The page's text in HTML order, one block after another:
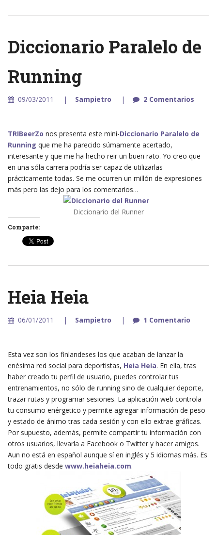
Diccionario Paralelo de
Running
09/03/2011 Sampietro 2 Comentarios
TRIBeerZo nos presenta este mini-Diccionario Paralelo de
Running que me ha parecido súmamente acertado,
interesante y que me ha hecho reir un buen rato. Yo creo que
en una sóla carrera podría ser capaz de utilizarlas
prácticamente todas. Se me ocurren un millón de expresiones
más pero las dejo para los comentarios…
Diccionario del Runner
Comparte:
Heia Heia
06/01/2011 Sampietro 1 Comentario
Esta vez son los finlandeses los que acaban de lanzar la
enésima red social para deportistas, Heia Heia. En ella, tras
haber creado tu perfil de usuario, puedes controlar tus
entrenamientos, no sólo de running sino de cualquier deporte,
trazar rutas y programar sesiones. La aplicación web controla
tu consumo enérgetico y permite agregar información de peso
y estado de ánimo tras cada sesión y con ello extrae gráficas.
Por supuesto, además, permite compartir tu información con
otros usuarios, llevarla a Facebook o Twitter y hacer amigos.
Aun no está en español aunque sí en inglés y 5 idiomas más. Es
todo gratis desde www.heiaheia.com.